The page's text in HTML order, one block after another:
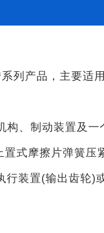
列产品，主要适
、制动装置及
式摩擦片弹簧压
装置(输出齿轮)